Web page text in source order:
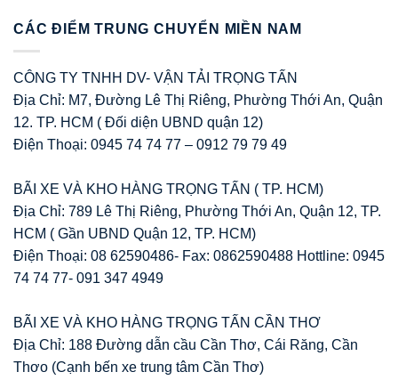
CÁC ĐIỂM TRUNG CHUYỂN MIỀN NAM
CÔNG TY TNHH DV- VẬN TẢI TRỌNG TẤN
Địa Chỉ: M7, Đường Lê Thị Riêng, Phường Thới An, Quận
12. TP. HCM ( Đối diện UBND quận 12)
Điện Thoại: 0945 74 74 77 – 0912 79 79 49
BÃI XE VÀ KHO HÀNG TRỌNG TẤN ( TP. HCM)
Địa Chỉ: 789 Lê Thị Riêng, Phường Thới An, Quận 12, TP.
HCM ( Gần UBND Quận 12, TP. HCM)
Điện Thoại: 08 62590486- Fax: 0862590488 Hottline: 0945
74 74 77- 091 347 4949
BÃI XE VÀ KHO HÀNG TRỌNG TẤN CẦN THƠ
Địa Chỉ: 188 Đường dẫn cầu Cần Thơ, Cái Răng, Cần
Thơo (Cạnh bến xe trung tâm Cần Thơ)